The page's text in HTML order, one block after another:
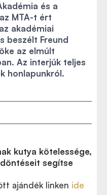
és a
MTA-t ért
akadémiai
beszélt Freund
az elmúlt
Az interjúk teljes
honlapunkról.
kutya kötelessége,
segítse
ajándék linken ide